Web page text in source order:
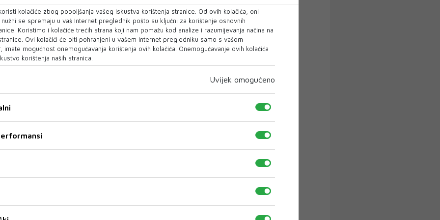
Bosne i Hercegovine.
da su bilateralni odnosi Bosne i Hercegovine
i bez otvorenih pitanja. Naglašeno je da
odnosi predstavljaju izuzetnu priliku za
dvije države.
BiH Denis Bećirović je istakao da su
Bosne i Hercegovine i Republike Italije, ali da
veliki interes za dalje jačanje ekonomskih
je jedan od glavnih vanjskotrgovinskih
2023. godini izvoz u Italiju iznosio je
je u istom periodu iznosio 3,8 milijardi KM
razmjene Bosne i Hercegovine i Italije.
za unaprjeđenje vanjskotrgovinske razmjene
periodu.
kolačiće zbog poboljšanja vašeg iskustva korištenja stranice. Od ovih kolačića, oni
se spremaju u vaš Internet preglednik pošto su ključni za korištenje osnovnih
Koristimo i kolačiće trećih strana koji nam pomažu kod analize i razumijevanja načina na
Ovi kolačići će biti pohranjeni u vašem Internet pregledniku samo s vašom
imate mogućnost onemogućavanja korištenja ovih kolačića. Onemogućavanje ovih kolačića
korištenja naših stranica.
Uvijek omogućeno